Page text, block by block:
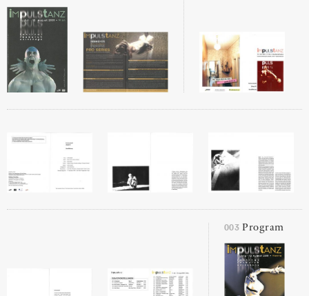
003Program